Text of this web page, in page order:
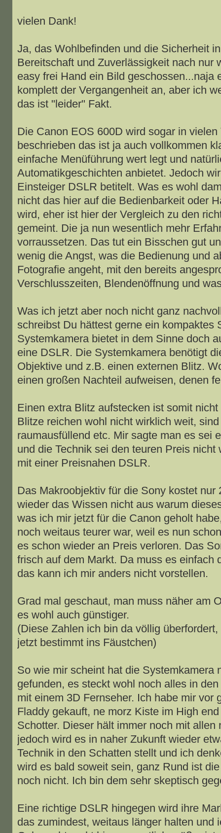
vielen Dank!
Ja, das Wohlbefinden und die Sicherheit
Bereitschaft und Zuverlässigkeit nach nur
easy frei Hand ein Bild geschossen...naja
komplett der Vergangenheit an, aber ich
das ist "leider" Fakt.
Die Canon EOS 600D wird sogar in
beschrieben das ist ja auch vollkommen
einfache Menüführung wert legt und
Automatikgeschichten anbietet. Jedoch
Einsteiger DSLR betitelt. Was es wohl
nicht das hier auf die Bedienbarkeit oder
wird, eher ist hier der Vergleich zu den
gemeint. Die ja nun wesentlich mehr
vorraussetzen. Das tut ein Bisschen gut
wenig die Angst, was die Bedienung und
Fotografie angeht, mit den bereits
Verschlusszeiten, Blendenöffnung und
Was ich jetzt aber noch nicht ganz
schreibst Du hättest gerne ein kompaktes
Systemkamera bietet in dem Sinne doch
eine DSLR. Die Systemkamera benötigt
Objektive und z.B. einen externen Blitz.
einen großen Nachteil aufweisen, denen
Einen extra Blitz aufstecken ist somit
Blitze reichen wohl nicht wirklich weit,
raumausfüllend etc. Mir sagte man es sei
und die Technik sei den teuren Preis
mit einer Preisnahen DSLR.
Das Makroobjektiv für die Sony kostet nur
wieder das Wissen nicht aus warum
was ich mir jetzt für die Canon geholt
noch weitaus teurer war, weil es nun
es schon wieder an Preis verloren. Das
frisch auf dem Markt. Da muss es einfach
das kann ich mir anders nicht vorstellen.
Grad mal geschaut, man muss näher am
es wohl auch günstiger.
(Diese Zahlen ich bin da völlig
jetzt bestimmt ins Fäustchen)
So wie mir scheint hat die Systemkamera
gefunden, es steckt wohl noch alles in
mit einem 3D Fernseher. Ich habe mir vor
Fladdy gekauft, ne morz Kiste im High
Schotter. Dieser hält immer noch mit allen
jedoch wird es in naher Zukunft wieder
Technik in den Schatten stellt und ich
wird es bald soweit sein, ganz Rund ist
noch nicht. Ich bin dem sehr skeptisch
Eine richtige DSLR hingegen wird ihre
das zumindest, weitaus länger halten und